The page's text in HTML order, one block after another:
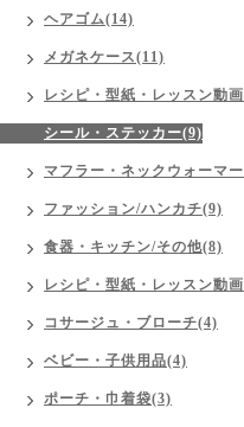
ヘアゴム(14)
メガネケース(11)
レシピ・型紙・レッスン動
シール・ステッカー(9)
マフラー・ネックウォーマ
ファッション/ハンカチ(9)
食器・キッチン/その他(8)
レシピ・型紙・レッスン動
コサージュ・ブローチ(4)
ベビー・子供用品(4)
ポーチ・巾着袋(3)